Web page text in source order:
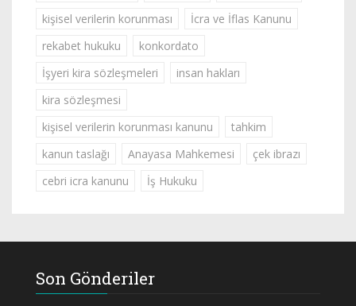
kişisel verilerin korunması
İcra ve İflas Kanunu
rekabet hukuku
konkordato
İşyeri kira sözleşmeleri
insan hakları
kira sözleşmesi
kişisel verilerin korunması kanunu
tahkim
kanun taslağı
Anayasa Mahkemesi
çek ibrazı
cebri icra kanunu
İş Hukuku
Son Gönderiler